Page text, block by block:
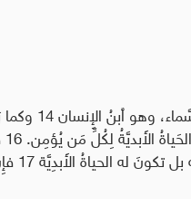
13 فما مِن أَحَدٍ
حتَّى